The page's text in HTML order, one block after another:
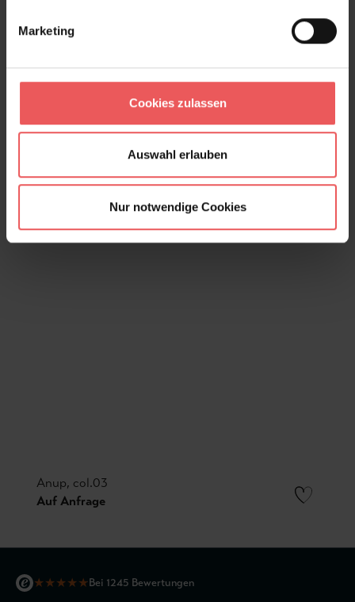
Marketing
Cookies zulassen
Auswahl erlauben
Nur notwendige Cookies
Anup, col.03
Auf Anfrage
★★★★★Bei 1245 Bewertungen